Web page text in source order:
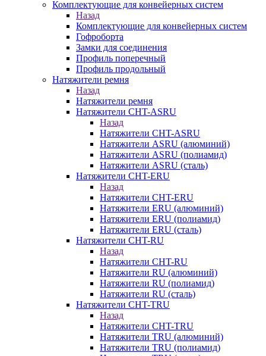
Комплектующие для конвейерных систем
Назад
Комплектующие для конвейерных систем
Гофроборта
Замки для соединения
Профиль поперечный
Профиль продольный
Натяжители ремня
Назад
Натяжители ремня
Натяжители CHT-ASRU
Назад
Натяжители CHT-ASRU
Натяжители ASRU (алюминий)
Натяжители ASRU (полиамид)
Натяжители ASRU (сталь)
Натяжители CHT-ERU
Назад
Натяжители CHT-ERU
Натяжители ERU (алюминий)
Натяжители ERU (полиамид)
Натяжители ERU (сталь)
Натяжители CHT-RU
Назад
Натяжители CHT-RU
Натяжители RU (алюминий)
Натяжители RU (полиамид)
Натяжители RU (сталь)
Натяжители CHT-TRU
Назад
Натяжители CHT-TRU
Натяжители TRU (алюминий)
Натяжители TRU (полиамид)